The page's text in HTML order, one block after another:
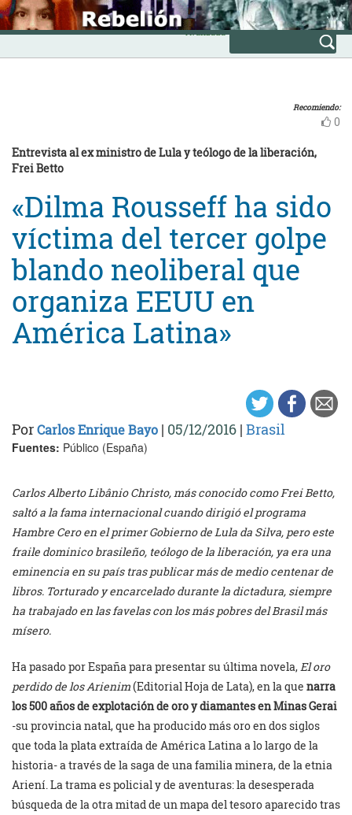
Skip
to
content
INICIO
Avanzada
Recomiendo:
0
Entrevista al ex ministro de Lula y teólogo de la liberación,
Frei Betto
«Dilma Rousseff ha sido
víctima del tercer golpe
blando neoliberal que
organiza EEUU en
América Latina»
PorCarlos Enrique Bayo | 05/12/2016 | Brasil
Fuentes: Público (España)
Carlos Alberto Libânio Christo, más conocido como Frei Betto,
saltó a la fama internacional cuando dirigió el programa
Hambre Cero en el primer Gobierno de Lula da Silva, pero este
fraile dominico brasileño, teólogo de la liberación, ya era una
eminencia en su país tras publicar más de medio centenar de
libros. Torturado y encarcelado durante la dictadura, siempre
ha trabajado en las favelas con los más pobres del Brasil más
mísero.
Ha pasado por España para presentar su última novela, El oro
perdido de los Arienim(Editorial Hoja de Lata), en la que narra
los 500 años de explotación de oro y diamantes en Minas Gerai
-su provincia natal, que ha producido más oro en dos siglos
que toda la plata extraída de América Latina a lo largo de la
historia- a través de la saga de una familia minera, de la etnia
Ariení. La trama es policial y de aventuras: la desesperada
búsqueda de la otra mitad de un mapa del tesoro aparecido tras